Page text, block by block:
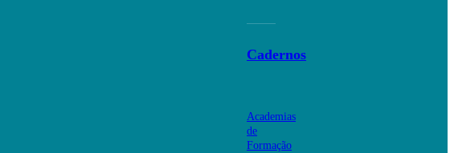
Cadernos
Academias
de
Formação